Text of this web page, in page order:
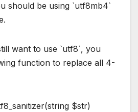
should be using `utf8mb4`
want to use `utf8`, you
function to replace all 4-
$str)